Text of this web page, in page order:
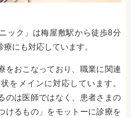
ック」は梅屋敷駅から徒歩8分
にも対応しています。
をおこなっており、職業に関連
をメインに対応しています。
のは医師ではなく、患者さまの
けるもの」をモットーに診療を